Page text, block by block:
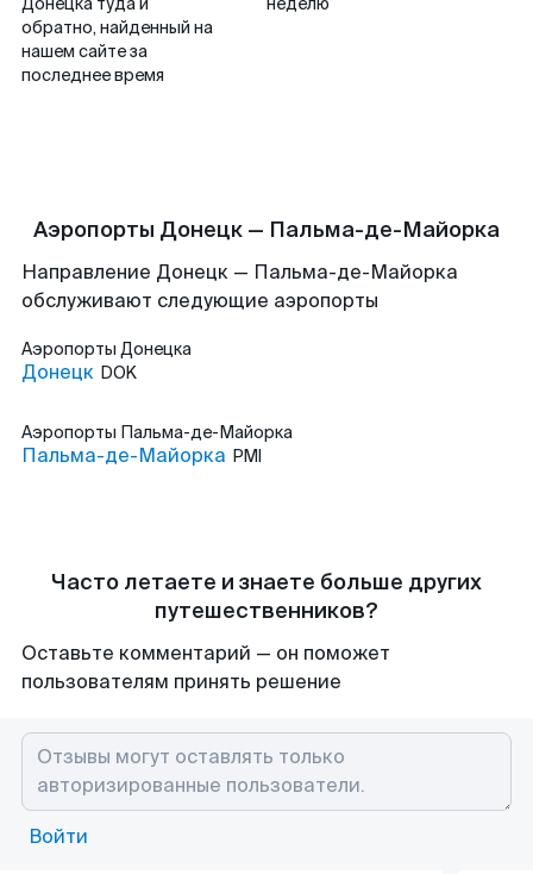
обратно, найденный на
нашем сайте за
последнее время
Аэропорты Донецк — Пальма-де-Майорка
Направление Донецк — Пальма-де-Майорка
обслуживают следующие аэропорты
Аэропорты Донецка
Донецк DOK
Аэропорты Пальма-де-Майорка
Пальма-де-Майорка PMI
Часто летаете и знаете больше других
путешественников?
Оставьте комментарий — он поможет
пользователям принять решение
Войти